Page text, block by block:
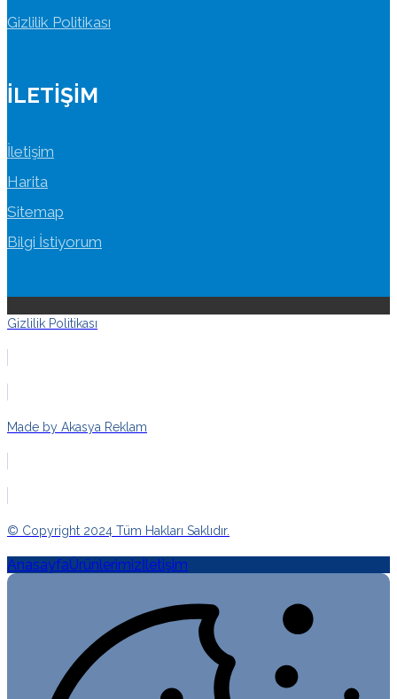
Gizlilik Politikası
İLETIŞIM
İletişim
Harita
Sitemap
Bilgi İstiyorum
Gizlilik Politikası
Made by Akasya Reklam
© Copyright 2024 Tüm Hakları Saklıdır.
AnasayfaÜrünlerimizİletişim